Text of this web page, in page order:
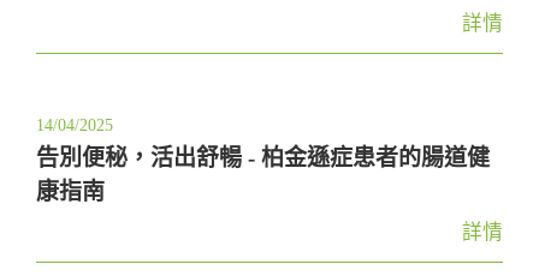
詳情
14/04/2025
告別便秘，活出舒暢 - 柏金遜症患者的腸道健
康指南
詳情